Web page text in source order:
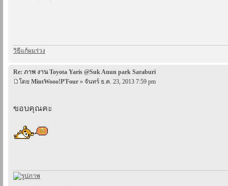
วิธีแก้ผมร่วง
Re: ภาพ งาน Toyota Yaris @Suk Anun park Saraburi
โดย MintWooo!P'Four » จันทร์ ธ.ค. 23, 2013 7:59 pm
ขอบคุณคะ